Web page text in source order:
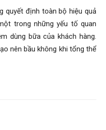
quyết định toàn bộ hiệu quả
trong những yếu tố quan
dùng bữa của khách hàng.
nên bầu không khi tổng thể